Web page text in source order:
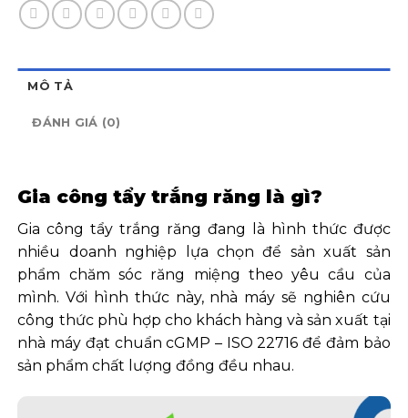
MÔ TẢ
ĐÁNH GIÁ (0)
Gia công tẩy trắng răng là gì?
Gia công tẩy trắng răng đang là hình thức được
nhiều doanh nghiệp lựa chọn để sản xuất sản
phẩm chăm sóc răng miệng theo yêu cầu của
mình. Với hình thức này, nhà máy sẽ nghiên cứu
công thức phù hợp cho khách hàng và sản xuất tại
nhà máy đạt chuẩn cGMP – ISO 22716 để đảm bảo
sản phẩm chất lượng đồng đều nhau.